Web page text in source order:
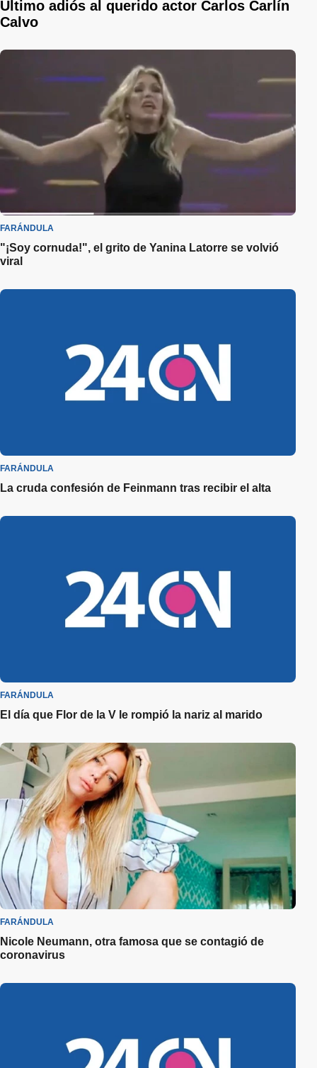
Ultimo adiós al querido actor Carlos Carlín
Calvo
FARÁNDULA
"¡Soy cornuda!", el grito de Yanina Latorre se volvió
viral
FARÁNDULA
La cruda confesión de Feinmann tras recibir el alta
FARÁNDULA
El día que Flor de la V le rompió la nariz al marido
FARÁNDULA
Nicole Neumann, otra famosa que se contagió de
coronavirus